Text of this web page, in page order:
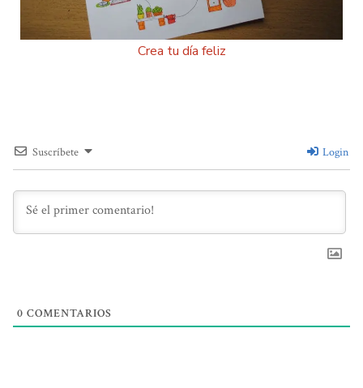
Crea tu día feliz
Suscríbete Login
0 COMENTARIOS